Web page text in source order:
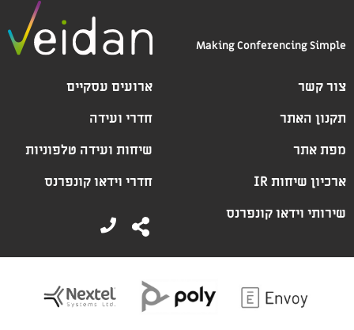
Making Conferencing Simple
צור קשר
תקנון האתר
מפת אתר
ארכיון שיחות IR
שירותי וידאו קונפרנס
ארועים עסקיים
חדרי ועידה
שיחות ועידה טלפוניות
חדרי וידאו קונפרנס